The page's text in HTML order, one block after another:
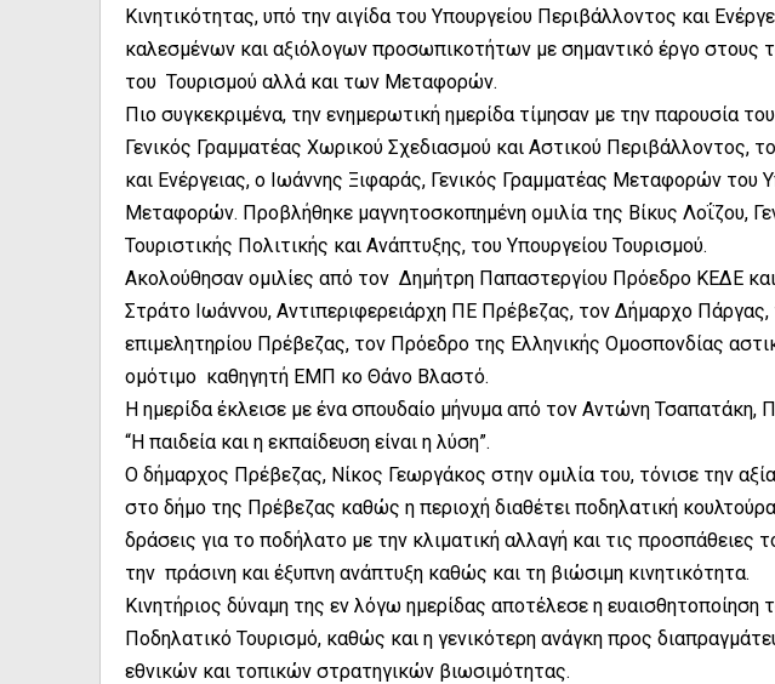
Κινητικότητας, υπό την αιγίδα του Υπουργείου Περιβάλλοντος και
καλεσμένων και αξιόλογων προσωπικοτήτων με σημαντικό έργο στους
του Τουρισμού αλλά και των Μεταφορών.
Πιο συγκεκριμένα, την ενημερωτική ημερίδα τίμησαν με την παρουσία
Γενικός Γραμματέας Χωρικού Σχεδιασμού και Αστικού Περιβάλλοντος,
και Ενέργειας, ο Ιωάννης Ξιφαράς, Γενικός Γραμματέας Μεταφορών του
Μεταφορών. Προβλήθηκε μαγνητοσκοπημένη ομιλία της Βίκυς Λοΐζου,
Τουριστικής Πολιτικής και Ανάπτυξης, του Υπουργείου Τουρισμού.
Ακολούθησαν ομιλίες από τον Δημήτρη Παπαστεργίου Πρόεδρο ΚΕΔΕ
Στράτο Ιωάννου, Αντιπεριφερειάρχη ΠΕ Πρέβεζας, τον Δήμαρχο
επιμελητηρίου Πρέβεζας, τον Πρόεδρο της Ελληνικής Ομοσπονδίας
ομότιμο καθηγητή ΕΜΠ κο Θάνο Βλαστό.
Η ημερίδα έκλεισε με ένα σπουδαίο μήνυμα από τον Αντώνη Τσαπατάκη,
“H παιδεία και η εκπαίδευση είναι η λύση”.
Ο δήμαρχος Πρέβεζας, Νίκος Γεωργάκος στην ομιλία του, τόνισε την
στο δήμο της Πρέβεζας καθώς η περιοχή διαθέτει ποδηλατική
δράσεις για το ποδήλατο με την κλιματική αλλαγή και τις προσπάθειες
την πράσινη και έξυπνη ανάπτυξη καθώς και τη βιώσιμη κινητικότητα.
Κινητήριος δύναμη της εν λόγω ημερίδας αποτέλεσε η ευαισθητοποίηση
Ποδηλατικό Τουρισμό, καθώς και η γενικότερη ανάγκη προς
εθνικών και τοπικών στρατηγικών βιωσιμότητας.